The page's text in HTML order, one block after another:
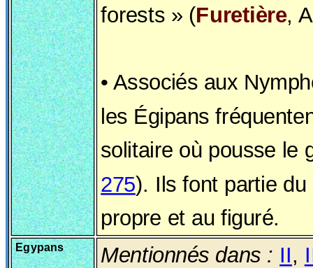
forests » (Furetière,
• Associés aux
les Égipans
solitaire où pousse le
275). Ils font partie du
propre et au figuré.
Egypans Mentionnés dans : II,